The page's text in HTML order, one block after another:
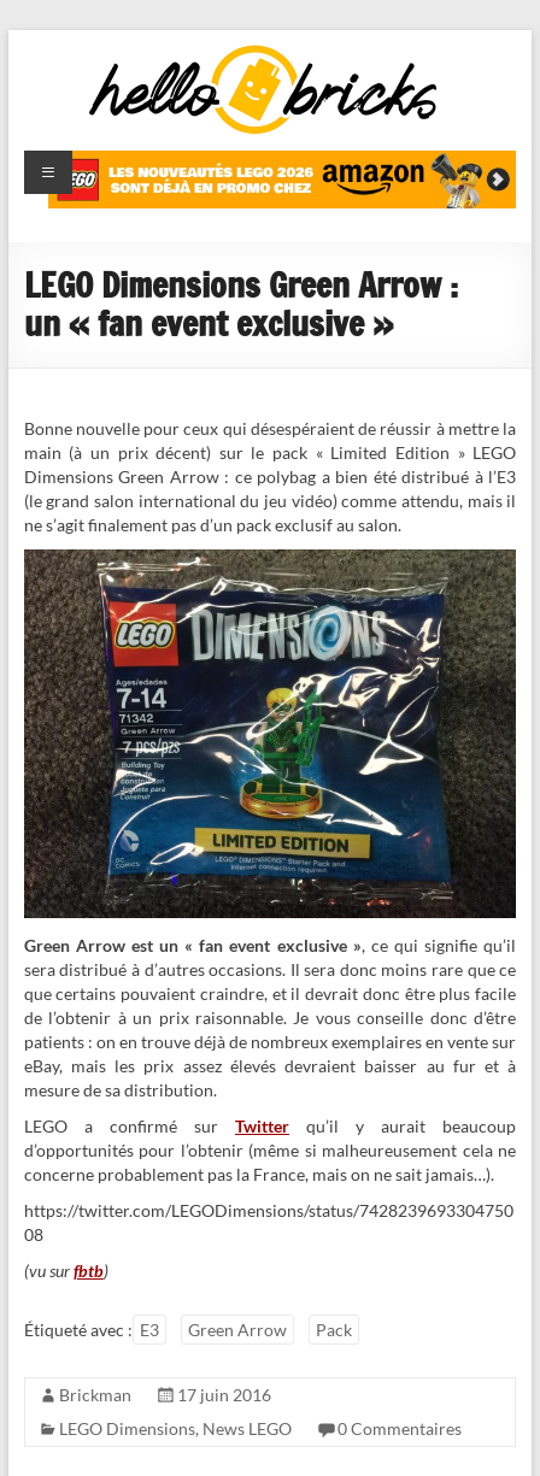
HelloBricks
Blog LEGO,
nouveaut�s
reviews
LEGO Dimensions Green Arrow :
un « fan event exclusive »
Bonne nouvelle pour ceux qui désespéraient de réussir à mettre la
main (à un prix décent) sur le pack « Limited Edition » LEGO
Dimensions Green Arrow : ce polybag a bien été distribué à l’E3
(le grand salon international du jeu vidéo) comme attendu, mais il
ne s’agit finalement pas d’un pack exclusif au salon.
Green Arrow est un « fan event exclusive », ce qui signifie qu’il
sera distribué à d’autres occasions. Il sera donc moins rare que ce
que certains pouvaient craindre, et il devrait donc être plus facile
de l’obtenir à un prix raisonnable. Je vous conseille donc d’être
patients : on en trouve déjà de nombreux exemplaires en vente sur
eBay, mais les prix assez élevés devraient baisser au fur et à
mesure de sa distribution.
LEGO a confirmé sur Twitterqu’il y aurait beaucoup
d’opportunités pour l’obtenir (même si malheureusement cela ne
concerne probablement pas la France, mais on ne sait jamais…).
https://twitter.com/LEGODimensions/status/7428239693304750
08
(vu surfbtb)
Étiqueté avec : E3 Green Arrow Pack
Brickman
17 juin 2016
LEGO Dimensions, News LEGO 0 Commentaires